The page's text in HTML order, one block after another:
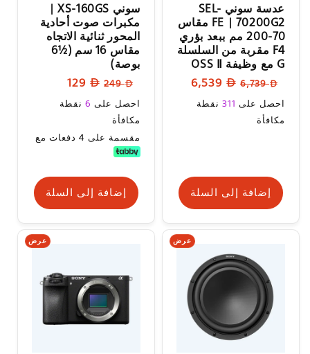
عدسة سوني SEL-
70200G2 ‏| FE مقاس
70-200 مم ببعد بؤري
F4 مقربة من السلسلة
G مع وظيفة OSS Ⅱ
السعر
العادي
6,739
سعر
البيع
سعر
البيع
احصل على 311 نقطة
مكافأة
إضافة إلى السلة
سوني XS-160GS |
مكبرات صوت أحادية
المحور ثنائية الاتجاه
مقاس 16 سم (‎6½‎
بوصة)
السعر
العادي
249
سعر
البيع
سعر
البيع
احصل على 6 نقطة
مكافأة
مقسمة على 4 دفعات مع
إضافة إلى السلة
عرض عرض